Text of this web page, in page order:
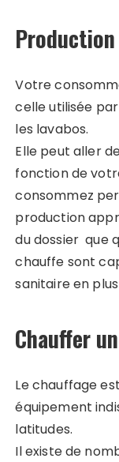
Production
Votre
celle utilisée
les lavabos.
Elle peut aller
fonction de
consommez
production
du dossier que
chauffe sont
sanitaire en
Chauffer
Le chauffage
équipement
latitudes.
Il existe de